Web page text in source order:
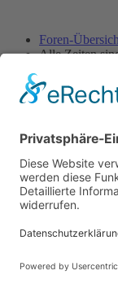
Foren-
Alle Zeiten
Powered byphpBB®
Datenschutz |
Time: 0.018s| Peak